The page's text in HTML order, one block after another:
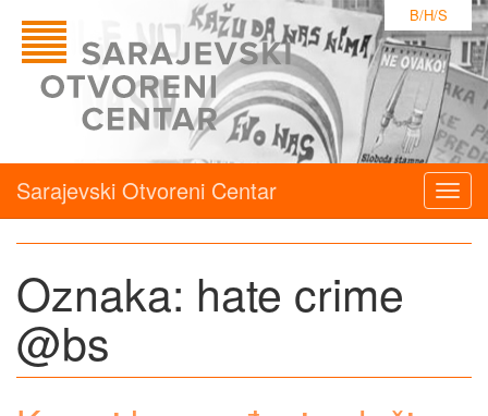
B/H/S
Sarajevski Otvoreni Centar
Oznaka: hate crime
@bs